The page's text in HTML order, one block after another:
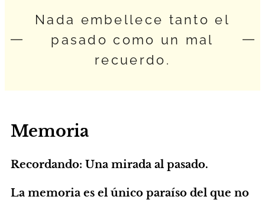
Nada embellece tanto el
pasado como un mal
recuerdo.
Memoria
Recordando: Una mirada al pasado.
La memoria es el único paraíso del que no